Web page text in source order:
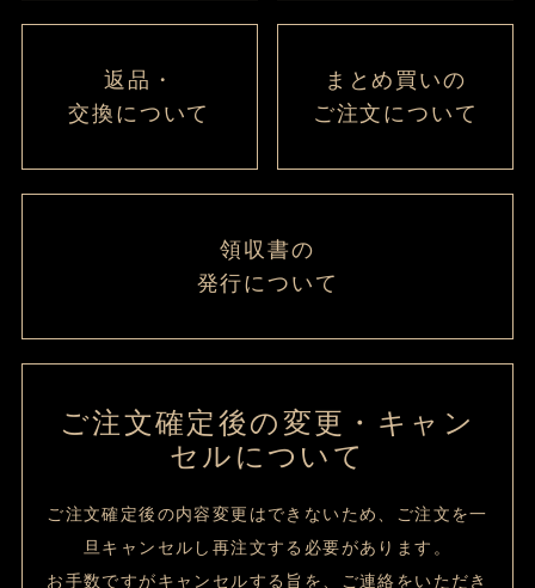
返品・
交換について
まとめ買いの
ご注文について
領収書の
発行について
ご注文確定後の変更・キャン
セルについて
ご注文確定後の内容変更はできないため、ご注文を一
旦キャンセルし再注文する必要があります。
お手数ですがキャンセルする旨を、ご連絡をいただき